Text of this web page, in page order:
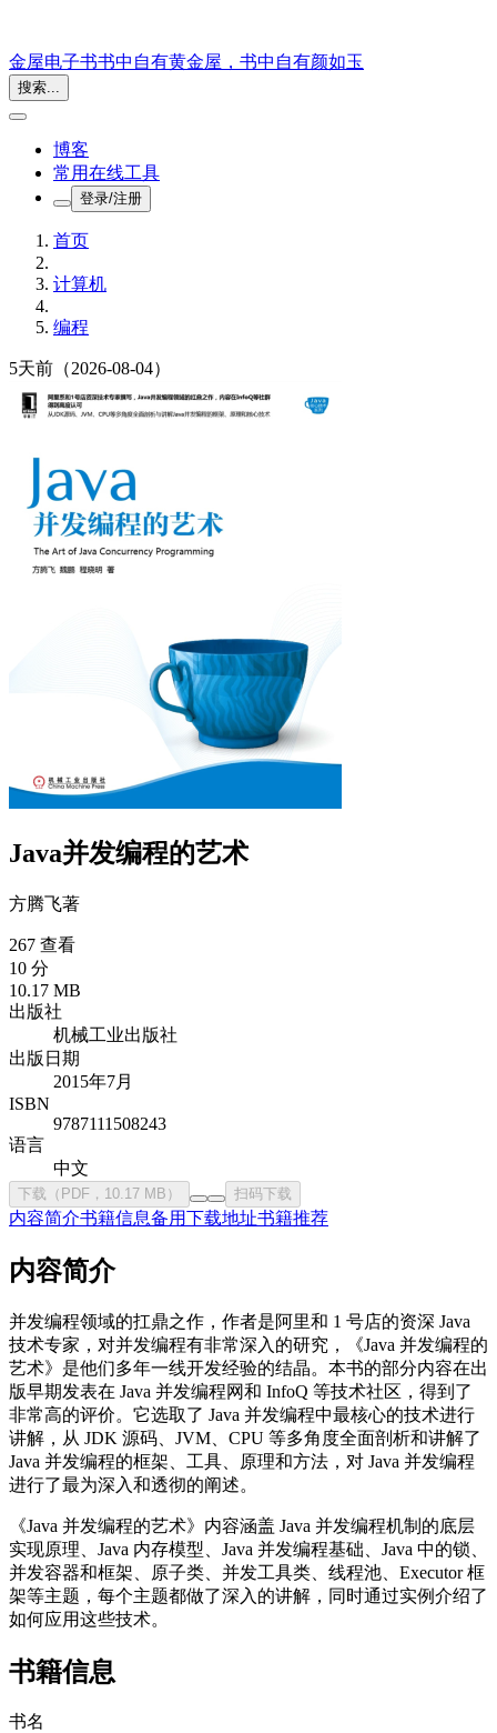
金屋电子书书中自有黄金屋，书中自有颜如玉
搜索...
博客
常用在线工具
登录/注册
首页
计算机
编程
5天前 （2026-08-04）
Java并发编程的艺术
方腾飞著
267 查看
10 分
10.17 MB
出版社
机械工业出版社
出版日期
2015年7月
ISBN
9787111508243
语言
中文
下载（PDF，10.17 MB） 扫码下载
内容简介书籍信息备用下载地址书籍推荐
内容简介
并发编程领域的扛鼎之作，作者是阿里和 1 号店的资深 Java
技术专家，对并发编程有非常深入的研究，《Java 并发编程的
艺术》是他们多年一线开发经验的结晶。本书的部分内容在出
版早期发表在 Java 并发编程网和 InfoQ 等技术社区，得到了
非常高的评价。它选取了 Java 并发编程中最核心的技术进行
讲解，从 JDK 源码、JVM、CPU 等多角度全面剖析和讲解了
Java 并发编程的框架、工具、原理和方法，对 Java 并发编程
进行了最为深入和透彻的阐述。
《Java 并发编程的艺术》内容涵盖 Java 并发编程机制的底层
实现原理、Java 内存模型、Java 并发编程基础、Java 中的锁、
并发容器和框架、原子类、并发工具类、线程池、Executor 框
架等主题，每个主题都做了深入的讲解，同时通过实例介绍了
如何应用这些技术。
书籍信息
书名